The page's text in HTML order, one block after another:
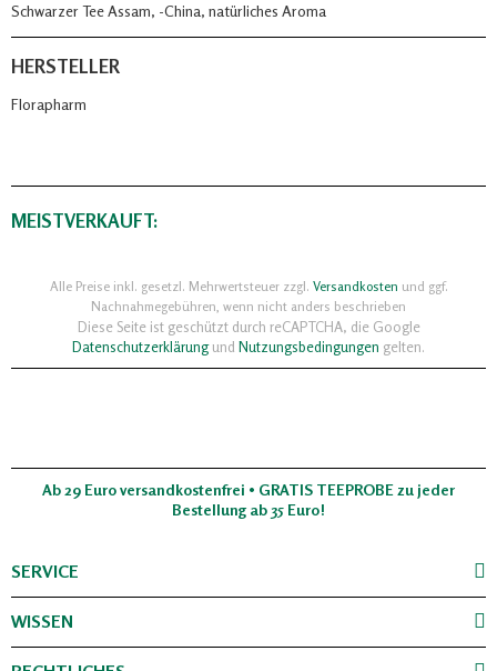
Schwarzer Tee Assam, -China, natürliches Aroma
HERSTELLER
Florapharm
MEISTVERKAUFT:
Alle Preise inkl. gesetzl. Mehrwertsteuer zzgl. Versandkosten und ggf.
Nachnahmegebühren, wenn nicht anders beschrieben
Diese Seite ist geschützt durch reCAPTCHA, die Google
Datenschutzerklärungund Nutzungsbedingungen gelten.
Ab 29 Euro versandkostenfrei • GRATIS TEEPROBE zu jeder
Bestellung ab 35 Euro!
SERVICE
WISSEN